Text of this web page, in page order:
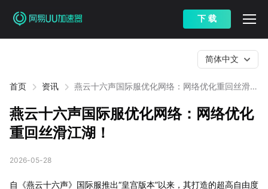
下 载
首页 资讯
燕云十六声国际服优化网络：网络优化重回丝滑江
简体中文
燕云十六声国际服优化网络：网络优化
重回丝滑江湖！
2026-05-28
自《燕云十六声》国际服推出“皇宫版本”以来，其打造的超高自由度